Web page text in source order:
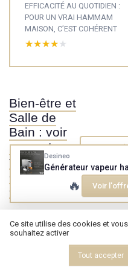
EFFICACITÉ AU QUOTIDIEN :
POUR UN VRAI HAMMAM
MAISON, C’EST COHÉRENT
★★★★★
★★★★★
Bien-être et
Salle de
Bain : voir
nos autres
tests et
guides
d'achat
Voir tous
Desineo
🔥 Voir
Ce site utilise des cookies et
souhaitez activer
Tout accepter